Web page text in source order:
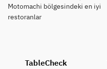
Motomachi bölgesindeki en iyi
restoranlar
TableCheck